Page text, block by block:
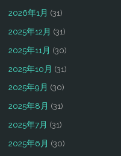
2026年1月 (31)
2025年12月 (31)
2025年11月 (30)
2025年10月 (31)
2025年9月 (30)
2025年8月 (31)
2025年7月 (31)
2025年6月 (30)